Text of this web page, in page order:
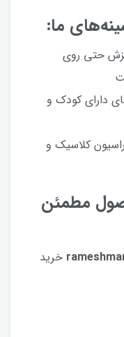
ما:
حتی روی
دارای کودک و
کلاسیک و
مطمئن
خرید